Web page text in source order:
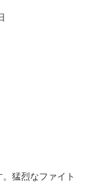
猛烈なファイト